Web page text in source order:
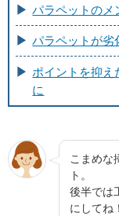
パラペットのメ
パラペットが劣
ポイントを抑え
に
こまめな
ト。
後半では
にしてね！